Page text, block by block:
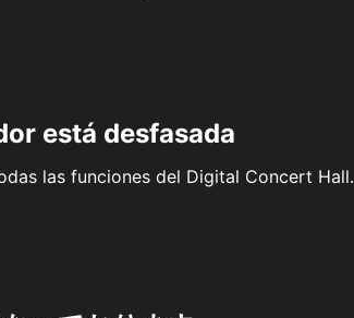
está desfasada
las funciones del Digital Concert Hall.